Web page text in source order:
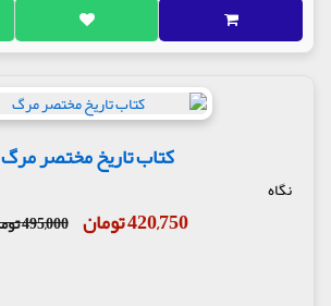
کتاب تاریخ مختصر مرگ
نگاه
420,750 تومان 495,000 تومان